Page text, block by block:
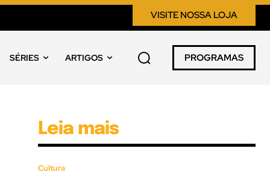
VISITE NOSSA LOJA
SÉRIES ARTIGOS PROGRAMAS
Leia mais
Cultura